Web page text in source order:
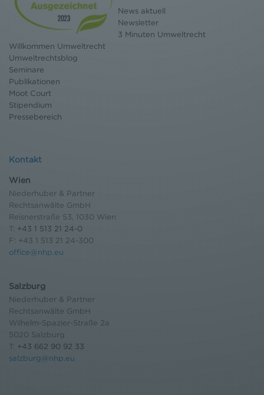
News aktuell
Newsletter
3 Minuten Umweltrecht
Willkommen Umweltrecht
Umweltrechtsblog
Seminare
Publikationen
Moot Court
Stipendium
Pressebereich
Kontakt
Wien
Niederhuber & Partner
Rechtsanwälte GmbH
Reisnerstraße 53, 1030 Wien
T: +43 1 513 21 24-0
F: +43 1 513 21 24-300
office@nhp.eu
Salzburg
Niederhuber & Partner
Rechtsanwälte GmbH
Wilhelm-Spazier-Straße 2a
5020 Salzburg
T: +43 662 90 92 33
salzburg@nhp.eu